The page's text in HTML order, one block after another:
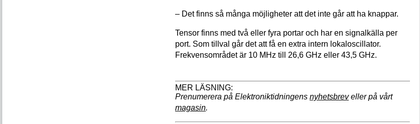
– Det finns så många möjligheter att det inte går att ha knappar.
Tensor finns med två eller fyra portar och har en signalkälla per
port. Som tillval går det att få en extra intern lokaloscillator.
Frekvensområdet är 10 MHz till 26,6 GHz eller 43,5 GHz.
Prenumerera på Elektroniktidningens nyhetsbreveller på vårt
magasin.